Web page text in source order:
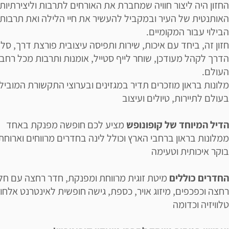
החזון היה ליצור חוויה שמחברת את האורחים לתרבות וליצירתיות
האותנטית של העיר ובמקביל להעשיר את חיי הלילה ואת תרבות
הבילוי עבור המקומיים.
חזון זה, ביחד עם איכות, שירות ותפיסה עיצובית פורצת דרך,
הדרך לקהל מעודכן, שוחר לייף סטייל, אומנות ותרבות מכל
העולם.
מלונות בראון מוזכרים תדיר במגזינים ובערוצי התקשורת
בעולם לתיירות, טיולים ועיצוב
הדיל המיוחד של קופונופש מציע לכם חופשה מפנקת באחד
ממלונות בראון ברחבי הארץ וכולל לינה בחדרים מרווחים
בוקר איכותית וטעימה
החדרים כוללים מיטת זוגית מרווחת ומפנקת, חדר רחצה עם
רחצה וכפכפים, מיזוג אויר, כספת, גישה חופשית לאינטרנט
טלוויזיה וכדומה